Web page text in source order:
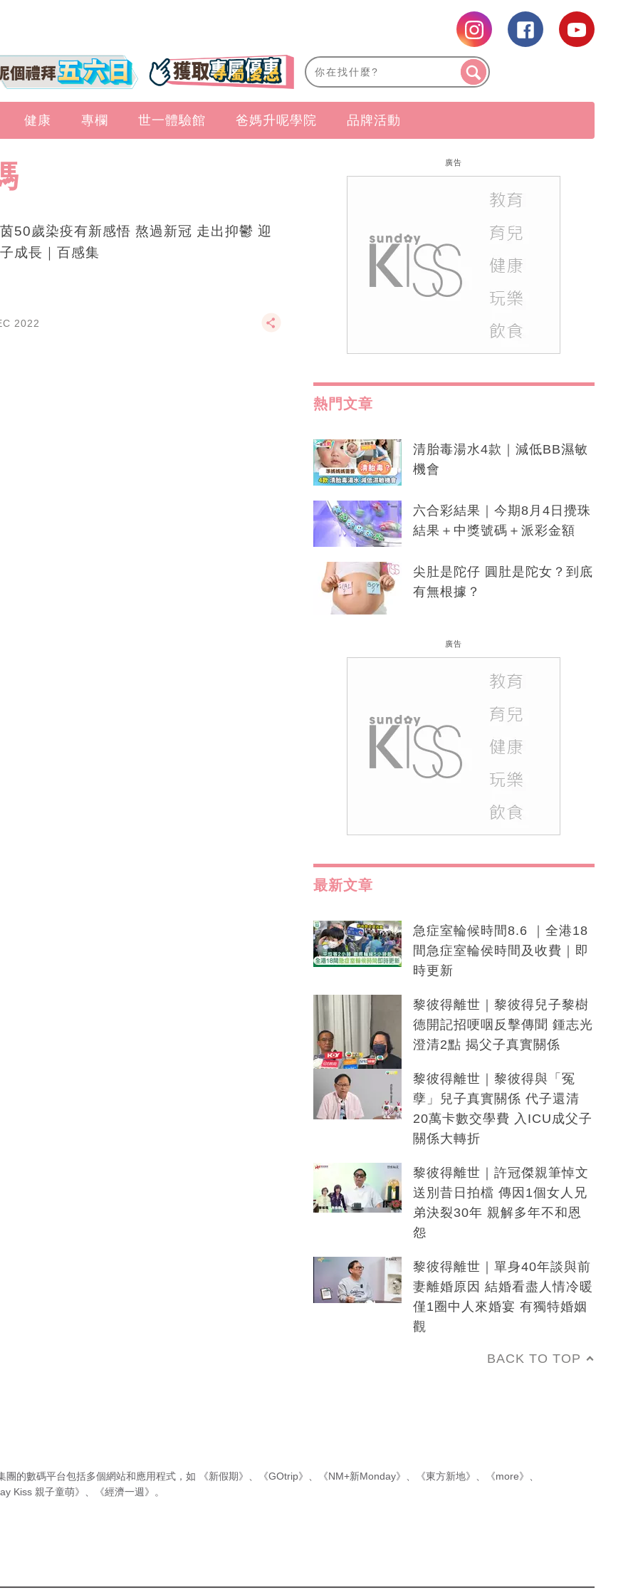
健康 專欄 世一體驗館 爸媽升呢學院 品牌活動
50歲染疫有新感悟 熬過新冠 走出抑鬱 迎
成長｜百感集
2022
廣告
熱門文章
清胎毒湯水4款｜減低BB濕敏
機會
六合彩結果｜今期8月4日攪珠
結果＋中獎號碼＋派彩金額
尖肚是陀仔 圓肚是陀女？到底
有無根據？
廣告
最新文章
急症室輪候時間8.6 ｜全港18
間急症室輪侯時間及收費｜即
時更新
黎彼得離世｜黎彼得兒子黎樹
德開記招哽咽反擊傳聞 鍾志光
澄清2點 揭父子真實關係
黎彼得離世｜黎彼得與「冤
孽」兒子真實關係 代子還清
20萬卡數交學費 入ICU成父子
關係大轉折
黎彼得離世｜許冠傑親筆悼文
送別昔日拍檔 傳因1個女人兄
弟決裂30年 親解多年不和恩
怨
黎彼得離世｜單身40年談與前
妻離婚原因 結婚看盡人情冷暖
僅1圈中人來婚宴 有獨特婚姻
觀
BACK TO TOP
團的數碼平台包括多個網站和應用程式，如 《新假期》 《GOtrip》 《NM+新Monday》 《東方新地》 《more》
Kiss 親子童萌》
《經濟一週》 。